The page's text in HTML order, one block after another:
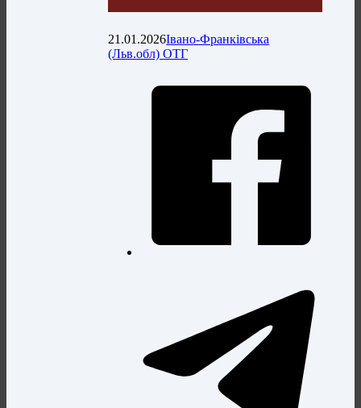
21.01.2026Івано-Франківська
(Льв.обл) ОТГ